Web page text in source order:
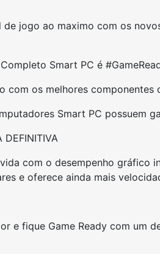
jogo ao maximo com os
Smart PC é
com os melhores
Smart PC possuem
DEFINITIVA
com o desempenho gráfico
e oferece ainda mais
e fique Game Ready com um